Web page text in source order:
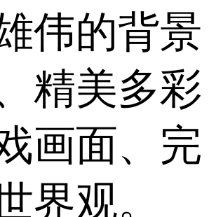
伟的背景
精美多彩
画面、完
界观。